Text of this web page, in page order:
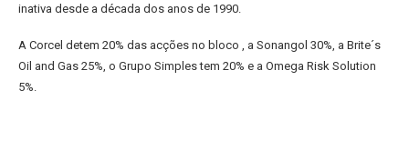
inativa desde a década dos anos de 1990.
A Corcel detem 20% das acções no bloco , a Sonangol 30%, a Brite´s
Oil and Gas 25%, o Grupo Simples tem 20% e a Omega Risk Solution
5%.